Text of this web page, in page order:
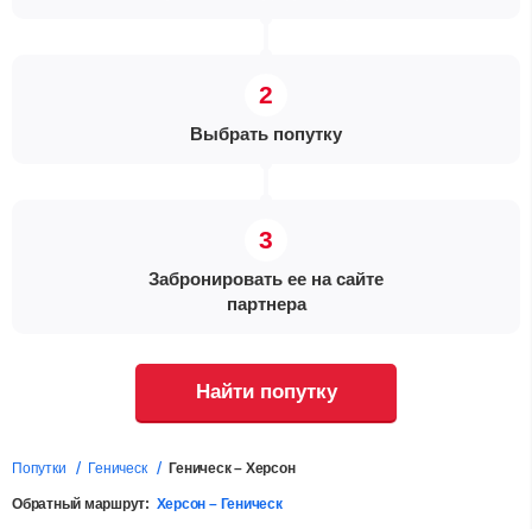
Выбрать попутку
Забронировать ее на сайте
партнера
Найти попутку
Попутки Геническ Геническ – Херсон
Обратный маршрут: Херсон – Геническ